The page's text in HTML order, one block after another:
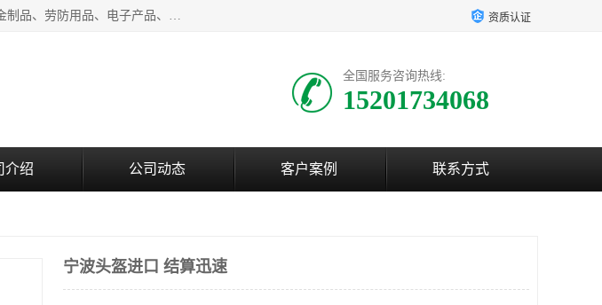
上海青禾贸易有限公司成立于2020年，注册地位于上海市宝山区。经营范围包括：机械设备、五金制品、劳防用品、电子产品、塑胶制品、家具、模具、纺织品、仪器仪表、建筑材料、装饰材料、化工产品、金属制品、机车配件等货物进出口报关、清关服务。 资质认证
全国服务咨询热线:
15201734068
介绍 公司动态 客户案例 联系方式
宁波头盔进口 结算迅速